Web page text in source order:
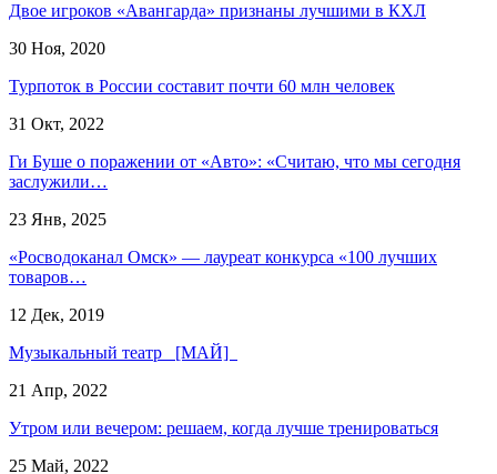
Двое игроков «Авангарда» признаны лучшими в КХЛ
30 Ноя, 2020
Турпоток в России составит почти 60 млн человек
31 Окт, 2022
Ги Буше о поражении от «Авто»: «Считаю, что мы сегодня
заслужили…
23 Янв, 2025
«Росводоканал Омск» — лауреат конкурса «100 лучших
товаров…
12 Дек, 2019
Музыкальный театр [МАЙ]
21 Апр, 2022
Утром или вечером: решаем, когда лучше тренироваться
25 Май, 2022